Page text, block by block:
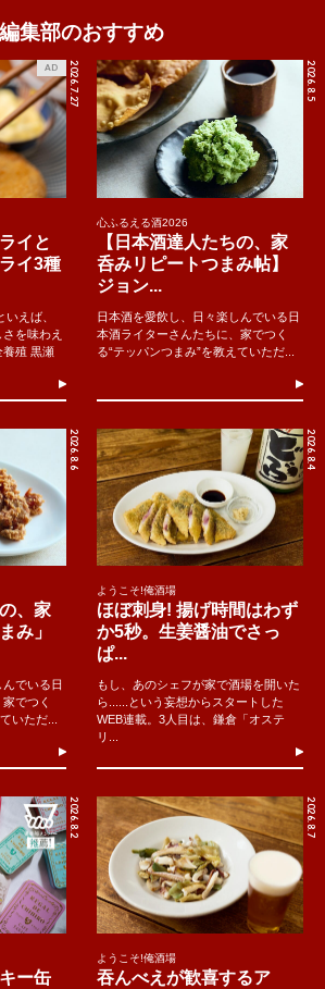
編集部のおすすめ
2026.7.27
AD
イと
イ3種
えば、
を味わえ
養殖 黒瀬
2026.8.5
心ふるえる酒2026
【日本酒達人たちの、家
呑みリピートつまみ帖】
ジョン...
日本酒を愛飲し、日々楽しんでいる日
本酒ライターさんたちに、家でつく
る“テッパンつまみ”を教えていただ...
2026.8.6
、家
み」
でいる日
でつく
いただ...
2026.8.4
ようこそ!俺酒場
ほぼ刺身! 揚げ時間はわず
か5秒。生姜醤油でさっ
ぱ...
もし、あのシェフが家で酒場を開いた
ら......という妄想からスタートした
WEB連載。3人目は、鎌倉「オステ
リ...
2026.8.2
ー缶
2026.8.7
ようこそ!俺酒場
吞んべえが歓喜するア